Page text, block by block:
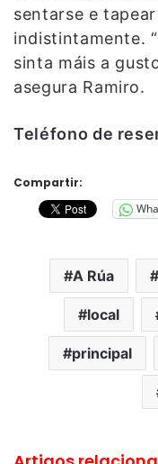
sentarse e
indistintamente.
sinta máis a
asegura Ramiro.
Teléfono de
Compartir:
A Rúa
local
principal